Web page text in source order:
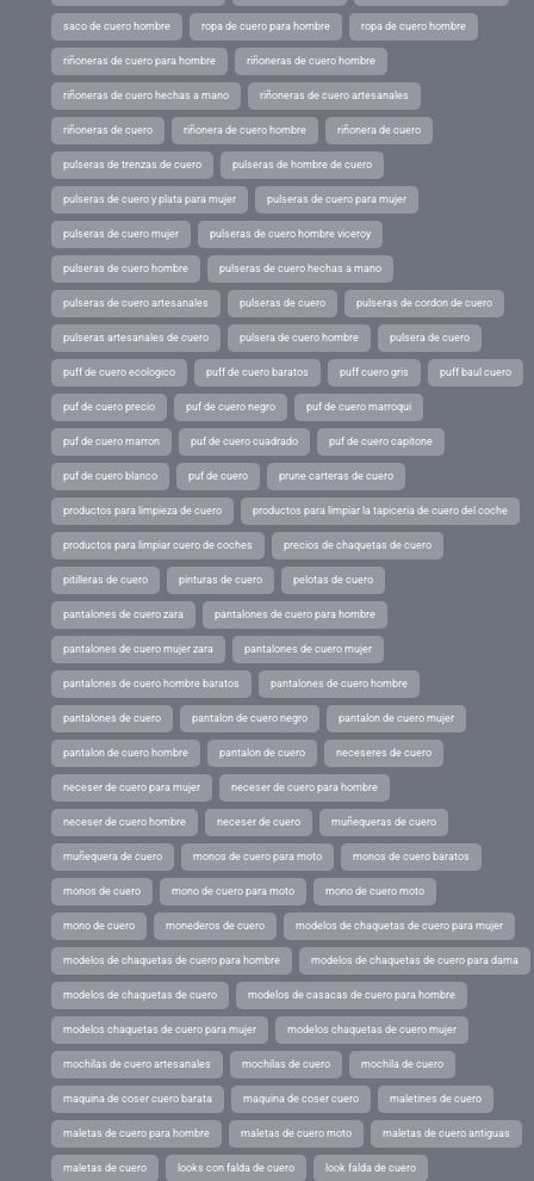
saco de cuero hombre ropa de cuero para hombre ropa de cuero hombre
riñoneras de cuero para hombre riñoneras de cuero hombre
riñoneras de cuero hechas a mano riñoneras de cuero artesanales
riñoneras de cuero riñonera de cuero hombre riñonera de cuero
pulseras de trenzas de cuero pulseras de hombre de cuero
pulseras de cuero y plata para mujer pulseras de cuero para mujer
pulseras de cuero mujer pulseras de cuero hombre viceroy
pulseras de cuero hombre pulseras de cuero hechas a mano
pulseras de cuero artesanales pulseras de cuero pulseras de cordon de cuero
pulseras artesanales de cuero pulsera de cuero hombre pulsera de cuero
puff de cuero ecologico puff de cuero baratos puff cuero gris puff baul cuero
puf de cuero precio puf de cuero negro puf de cuero marroqui
puf de cuero marron puf de cuero cuadrado puf de cuero capitone
puf de cuero blanco puf de cuero prune carteras de cuero
productos para limpieza de cuero productos para limpiar la tapiceria de cuero del coche
productos para limpiar cuero de coches precios de chaquetas de cuero
pitilleras de cuero pinturas de cuero pelotas de cuero
pantalones de cuero zara pantalones de cuero para hombre
pantalones de cuero mujer zara pantalones de cuero mujer
pantalones de cuero hombre baratos pantalones de cuero hombre
pantalones de cuero pantalon de cuero negro pantalon de cuero mujer
pantalon de cuero hombre pantalon de cuero neceseres de cuero
neceser de cuero para mujer neceser de cuero para hombre
neceser de cuero hombre neceser de cuero muñequeras de cuero
muñequera de cuero monos de cuero para moto monos de cuero baratos
monos de cuero mono de cuero para moto mono de cuero moto
mono de cuero monederos de cuero modelos de chaquetas de cuero para mujer
modelos de chaquetas de cuero para hombre modelos de chaquetas de cuero para dama
modelos de chaquetas de cuero modelos de casacas de cuero para hombre
modelos chaquetas de cuero para mujer modelos chaquetas de cuero mujer
mochilas de cuero artesanales mochilas de cuero mochila de cuero
maquina de coser cuero barata maquina de coser cuero maletines de cuero
maletas de cuero para hombre maletas de cuero moto maletas de cuero antiguas
maletas de cuero looks con falda de cuero look falda de cuero